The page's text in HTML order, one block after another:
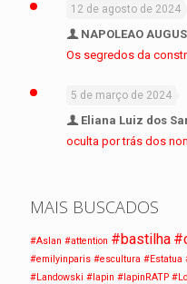
12 de agosto de 2024
NAPOLEAO
Os segredos da
5 de março de 2024
Eliana Luiz dos
oculta por trás dos
MAIS BUSCADOS
#Aslan #attention #bastilha
#emilyinparis #escultura #Estatua
#Landowski #lapin #lapinRATP